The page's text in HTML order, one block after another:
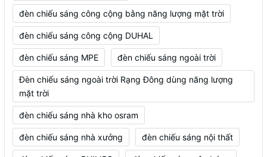
đèn chiếu sáng công cộng bằng năng lượng mặt trời
đèn chiếu sáng công cộng DUHAL
đèn chiếu sáng MPE đèn chiếu sáng ngoài trời
Đèn chiếu sáng ngoài trời Rạng Đông dùng năng lượng
mặt trời
đèn chiếu sáng nhà kho osram
đèn chiếu sáng nhà xưởng đèn chiếu sáng nội thất